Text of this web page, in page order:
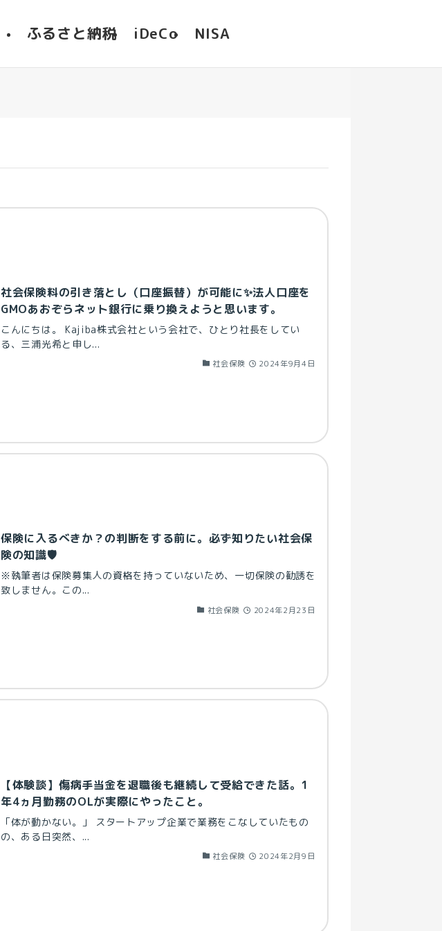
ふるさと納税 iDeCo NISA
社会保険料の引き落とし（口座振替）が可能に✨法人口座を
GMOあおぞらネット銀行に乗り換えようと思います。
こんにちは。 Kajiba株式会社という会社で、ひとり社長をしてい
る、三浦光希と申し...
2024年9月4日
社会保険
保険に入るべきか？の判断をする前に。必ず知りたい社会保
険の知識🛡
※執筆者は保険募集人の資格を持っていないため、一切保険の勧誘を
致しません。この...
2024年2月23日
社会保険
【体験談】傷病手当金を退職後も継続して受給できた話。1
年4ヵ月勤務のOLが実際にやったこと。
「体が動かない。」 スタートアップ企業で業務をこなしていたもの
の、ある日突然、...
2024年2月9日
社会保険